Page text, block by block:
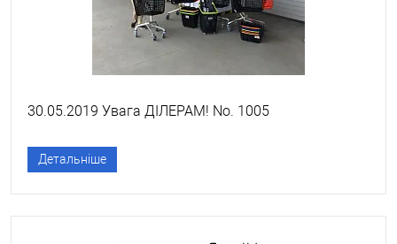
30.05.2019 Увага ДІЛЕРАМ! No. 1005
Детальніше